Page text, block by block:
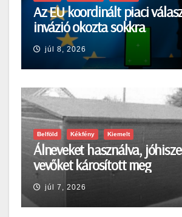
Az EU koordinált piaci
invázió okozta sokkra
júl 8, 2026
Belföld Kékfény Kiemelt
Álneveket használva,
vevőket károsított meg
júl 7, 2026